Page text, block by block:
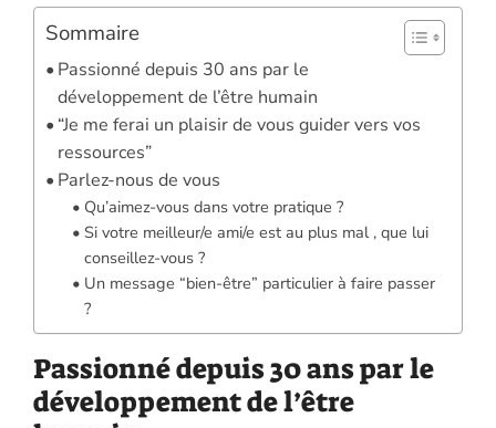
Sommaire
Passionné depuis 30 ans par le
développement de l’être humain
“Je me ferai un plaisir de vous guider vers vos
ressources”
Parlez-nous de vous
Qu’aimez-vous dans votre pratique ?
Si votre meilleur/e ami/e est au plus mal , que lui
conseillez-vous ?
Un message “bien-être” particulier à faire passer
?
Passionné depuis 30 ans par le
développement de l’être